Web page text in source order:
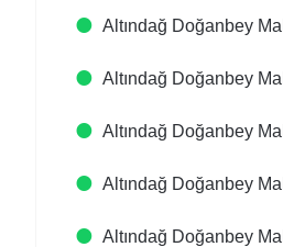
Altındağ Doğanbey
Altındağ Doğanbey
Altındağ Doğanbey
Altındağ Doğanbey
Altındağ Doğanbey